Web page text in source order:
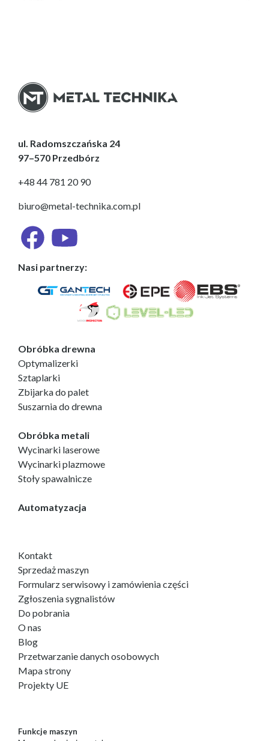
ul. Radomszczańska 24
97–570 Przedbórz
+48 44 781 20 90
biuro@metal-technika.com.pl
Nasi partnerzy:
Obróbka drewna
Optymalizerki
Sztaplarki
Zbijarka do palet
Suszarnia do drewna
Obróbka metali
Wycinarki laserowe
Wycinarki plazmowe
Stoły spawalnicze
Automatyzacja
Kontakt
Sprzedaż maszyn
Formularz serwisowy i zamówienia części
Zgłoszenia sygnalistów
Do pobrania
O nas
Blog
Przetwarzanie danych osobowych
Mapa strony
Projekty UE
Funkcje maszyn